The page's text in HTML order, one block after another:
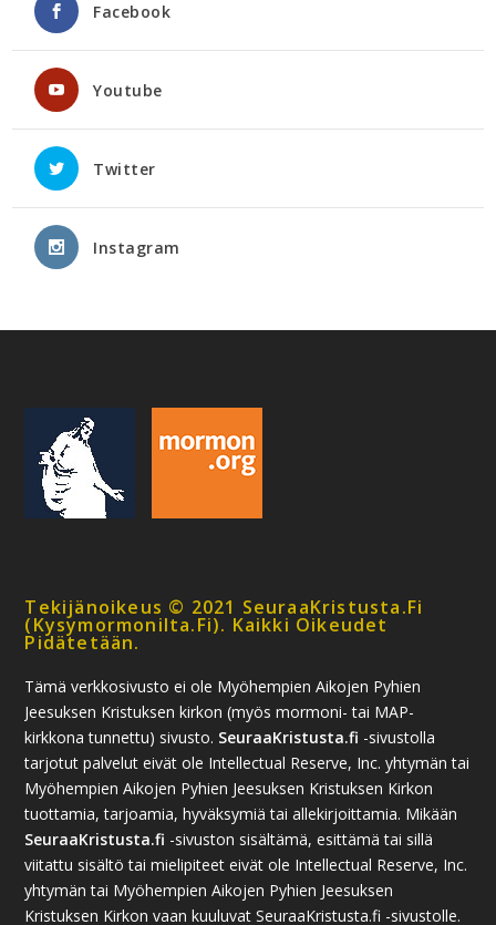
Facebook
Youtube
Twitter
Instagram
Tekijänoikeus © 2021 SeuraaKristusta.fi
(kysymormonilta.fi). Kaikki Oikeudet
Pidätetään.
Tämä verkkosivusto ei ole Myöhempien Aikojen Pyhien
Jeesuksen Kristuksen kirkon (myös mormoni- tai MAP-
kirkkona tunnettu) sivusto. SeuraaKristusta.fi -sivustolla
tarjotut palvelut eivät ole Intellectual Reserve, Inc. yhtymän tai
Myöhempien Aikojen Pyhien Jeesuksen Kristuksen Kirkon
tuottamia, tarjoamia, hyväksymiä tai allekirjoittamia. Mikään
SeuraaKristusta.fi -sivuston sisältämä, esittämä tai sillä
viitattu sisältö tai mielipiteet eivät ole Intellectual Reserve, Inc.
yhtymän tai Myöhempien Aikojen Pyhien Jeesuksen
Kristuksen Kirkon vaan kuuluvat SeuraaKristusta.fi -sivustolle.